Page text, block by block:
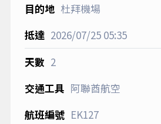
杜拜機場
2026/07/2505:35
2
阿聯酋航空
EK127